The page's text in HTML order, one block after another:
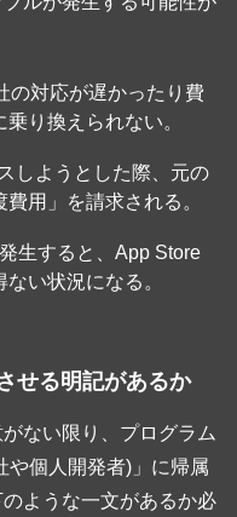
の対応が遅かったり費
り換えられない。
しようとした際、元の
用」を請求される。
生すると、App Store
い状況になる。
せる明記があるか
ない限り、プログラム
や個人開発者)」に帰属
ような一文があるか必